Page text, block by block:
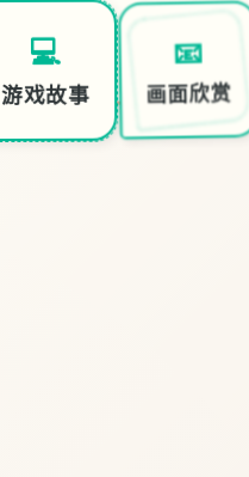
💻
游戏故事
📧
画面欣赏